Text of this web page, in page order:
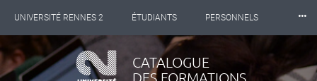
UNIVERSITÉ RENNES 2 ÉTUDIANTS PERSONNELS
INTERNATIONAL PROFESSIONNELS
⸱⸱⸱
CATALOGUE